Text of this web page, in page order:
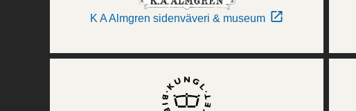
K A Almgren sidenväveri & museum